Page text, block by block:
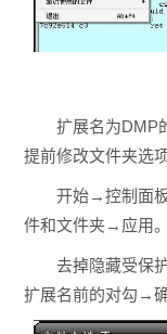
扩展名为DMP
提前修改文件夹选项
开始→控制面
件和文件夹→应用。
去掉隐藏受保
扩展名前的对勾→